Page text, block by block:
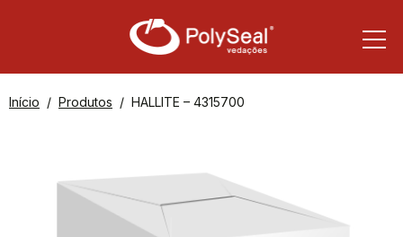
Início Produtos HALLITE – 4315700